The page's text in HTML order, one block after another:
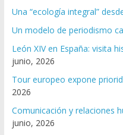
Una “ecología integral”
Un modelo de periodismo
León XIV en España: visita
junio, 2026
Tour europeo expone
2026
Comunicación y relaciones
junio, 2026